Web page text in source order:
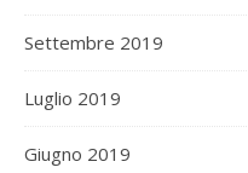
Settembre 2019
Luglio 2019
Giugno 2019